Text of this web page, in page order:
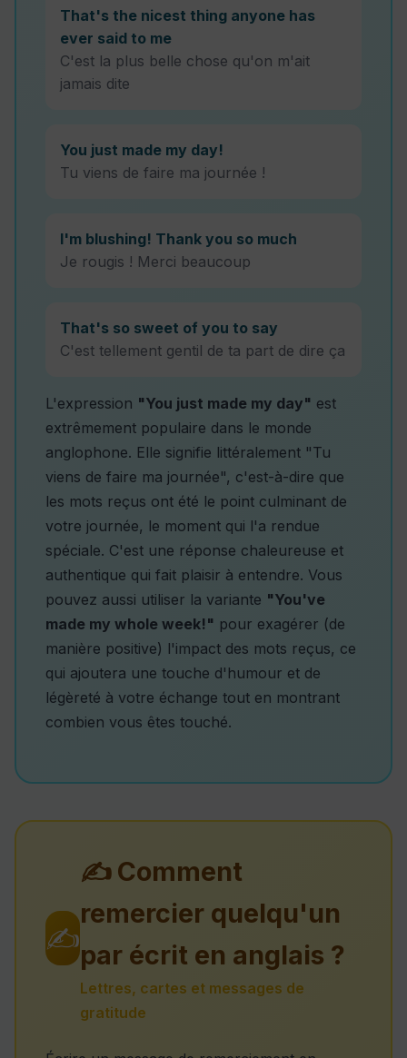
That's the nicest thing anyone has
ever said to me
C'est la plus belle chose qu'on m'ait
jamais dite
You just made my day!
Tu viens de faire ma journée !
I'm blushing! Thank you so much
Je rougis ! Merci beaucoup
That's so sweet of you to say
C'est tellement gentil de ta part de dire ça
L'expression "You just made my day" est
extrêmement populaire dans le monde
anglophone. Elle signifie littéralement "Tu
viens de faire ma journée", c'est-à-dire que
les mots reçus ont été le point culminant de
votre journée, le moment qui l'a rendue
spéciale. C'est une réponse chaleureuse et
authentique qui fait plaisir à entendre. Vous
pouvez aussi utiliser la variante "You've
made my whole week!" pour exagérer (de
manière positive) l'impact des mots reçus, ce
qui ajoutera une touche d'humour et de
légèreté à votre échange tout en montrant
combien vous êtes touché.
✍
✍ Comment
remercier quelqu'un
par écrit en anglais ?
Lettres, cartes et messages de
gratitude